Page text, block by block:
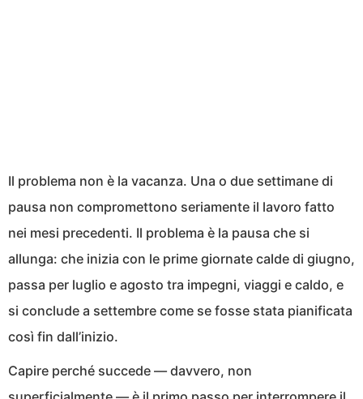
Il problema non è la vacanza. Una o due settimane di
pausa non compromettono seriamente il lavoro fatto
nei mesi precedenti. Il problema è la pausa che si
allunga: che inizia con le prime giornate calde di giugno,
passa per luglio e agosto tra impegni, viaggi e caldo, e
si conclude a settembre come se fosse stata pianificata
così fin dall’inizio.
Capire perché succede — davvero, non